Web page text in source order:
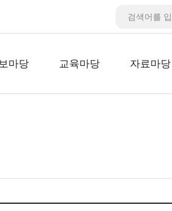
마당 교육마당 자료마당